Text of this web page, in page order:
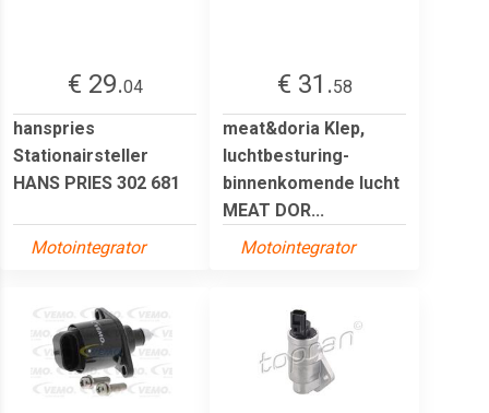
€ 29.04
hanspries
Stationairsteller
HANS PRIES 302 681
Motointegrator
€ 31.58
meat&doria Klep,
luchtbesturing-
binnenkomende lucht
MEAT DOR...
Motointegrator